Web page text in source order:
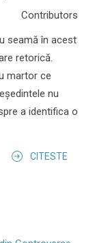
Contributors
seamă în acest
retorică.
martor ce
nu
a identifica o
CITESTE